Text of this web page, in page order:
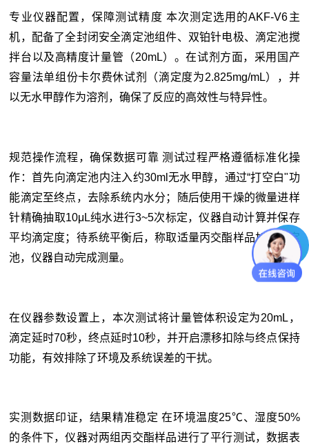
专业仪器配置，保障测试精度 本次测定选用的AKF-V6主
机，配备了全封闭安全滴定池组件、双铂针电极、滴定池搅
拌台以及高精度计量管（20mL）。在试剂方面，采用国产
容量法单组份卡尔费休试剂（滴定度为2.825mg/mL），并
以无水甲醇作为溶剂，确保了反应的高效性与特异性。
规范操作流程，确保数据可靠 测试过程严格遵循标准化操
作：首先向滴定池内注入约30ml无水甲醇，通过“打空白"功
能滴定至终点，去除系统内水分；随后使用干燥的微量进样
针精确抽取10μL纯水进行3~5次标定，仪器自动计算并保存
平均滴定度；待系统平衡后，称取适量丙交酯样品加入滴定
池，仪器自动完成测量。
在仪器参数设置上，本次测试将计量管体积设定为20mL，
滴定延时70秒，终点延时10秒，并开启漂移扣除与终点保持
功能，有效排除了环境及系统误差的干扰。
实测数据印证，结果精准稳定 在环境温度25℃、湿度50%
的条件下，仪器对两组丙交酯样品进行了平行测试，数据表